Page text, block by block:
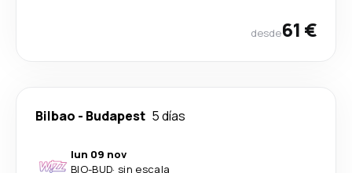
desde61 €
Bilbao - Budapest 5 días
lun 09 nov
BIO-BUD· sin escala